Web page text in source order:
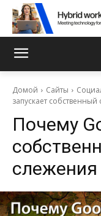
Домой Сайты
запускает
Почему